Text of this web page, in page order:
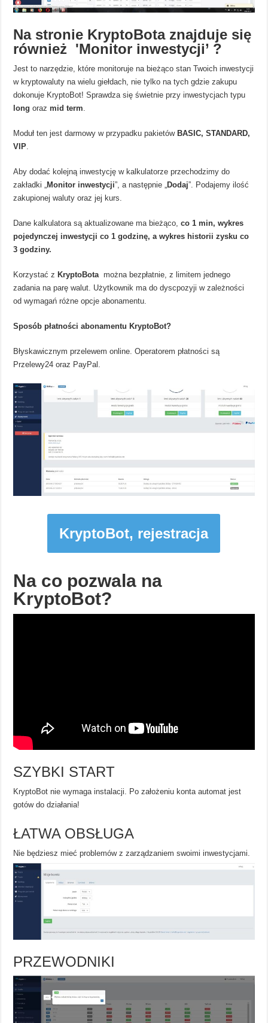
Na stronie KryptoBota znajduje się
również 'Monitor inwestycji’ ?
Jest to narzędzie, które monitoruje na bieżąco stan Twoich inwestycji
w kryptowaluty na wielu giełdach, nie tylko na tych gdzie zakupu
dokonuje KryptoBot! Sprawdza się świetnie przy inwestycjach typu
long orazmid term
Moduł ten jest darmowy w przypadku pakietówBASIC, STANDARD,
VIP
Aby dodać kolejną inwestycję w kalkulatorze przechodzimy do
zakładki „Monitor inwestycji”, a następnie „Dodaj”. Podajemy ilość
zakupionej waluty oraz jej kurs.
Dane kalkulatora są aktualizowane ma bieżąco,co 1 min, wykres
pojedynczej inwestycji co 1 godzinę, a wykres historii zysku co
3 godziny.
Korzystać zKryptoBota można bezpłatnie, z limitem jednego
zadania na parę walut. Użytkownik ma do dyscpozyji w zależności
od wymagań różne opcje abonamentu.
Sposób płatności abonamentu KryptoBot?
Błyskawicznym przelewem online. Operatorem płatności są
Przelewy24 oraz PayPal.
KryptoBot, rejestracja
Na co pozwala na
KryptoBot?
SZYBKI START
KryptoBot nie wymaga instalacji. Po założeniu konta automat jest
gotów do działania!
ŁATWA OBSŁUGA
Nie będziesz mieć problemów z zarządzaniem swoimi inwestycjami.
PRZEWODNIKI